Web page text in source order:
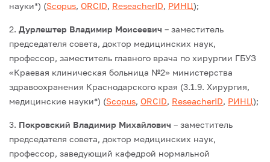
науки*) (Scopus, ORCID, ReseacherID, РИНЦ);
2. Дурлештер Владимир Моисеевич – заместитель
председателя совета, доктор медицинских наук,
профессор, заместитель главного врача по хирургии ГБУЗ
«Краевая клиническая больница №2» министерства
здравоохранения Краснодарского края (3.1.9. Хирургия,
медицинские науки*) (Scopus, ORCID, ReseacherID, РИНЦ);
3. Покровский Владимир Михайлович – заместитель
председателя совета, доктор медицинских наук,
профессор, заведующий кафедрой нормальной